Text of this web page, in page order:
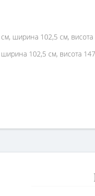
ширина 102,5 см, висота
102,5 см, висота